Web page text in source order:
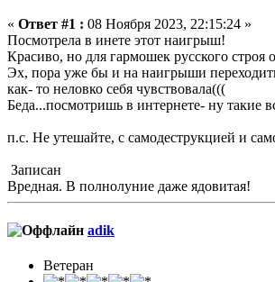
« Ответ #1 : 08 Ноября 2023, 22:15:24 »
Посмотрела в инете этот наигрыш!
Красиво, но для гармошек русского строя
Эх, пора уже бы и на наигрыши
как- то неловко себя чувствовала(((
Беда...посмотришь в интернете- ну такие
п.с. Не утешайте, с самодеструкцией и
Записан
Вредная. В полнолуние даже ядовитая!
adik
Ветеран